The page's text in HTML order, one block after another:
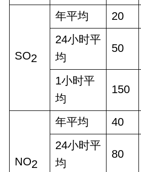
SO2
年平均 20
24小时平
均
50
1小时平
均
150
NO2
年平均 40
24小时平
均
80